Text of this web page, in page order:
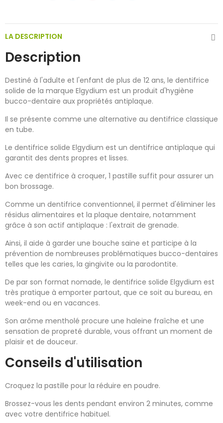
LA DESCRIPTION
Description
Destiné à l'adulte et l'enfant de plus de 12 ans, le dentifrice
solide de la marque Elgydium est un produit d'hygiène
bucco-dentaire aux propriétés antiplaque.
Il se présente comme une alternative au dentifrice classique
en tube.
Le dentifrice solide Elgydium est un dentifrice antiplaque qui
garantit des dents propres et lisses.
Avec ce dentifrice à croquer, 1 pastille suffit pour assurer un
bon brossage.
Comme un dentifrice conventionnel, il permet d'éliminer les
résidus alimentaires et la plaque dentaire, notamment
grâce à son actif antiplaque : l'extrait de grenade.
Ainsi, il aide à garder une bouche saine et participe à la
prévention de nombreuses problématiques bucco-dentaires
telles que les caries, la gingivite ou la parodontite.
De par son format nomade, le dentifrice solide Elgydium est
très pratique à emporter partout, que ce soit au bureau, en
week-end ou en vacances.
Son arôme mentholé procure une haleine fraîche et une
sensation de propreté durable, vous offrant un moment de
plaisir et de douceur.
Conseils d'utilisation
Croquez la pastille pour la réduire en poudre.
Brossez-vous les dents pendant environ 2 minutes, comme
avec votre dentifrice habituel.